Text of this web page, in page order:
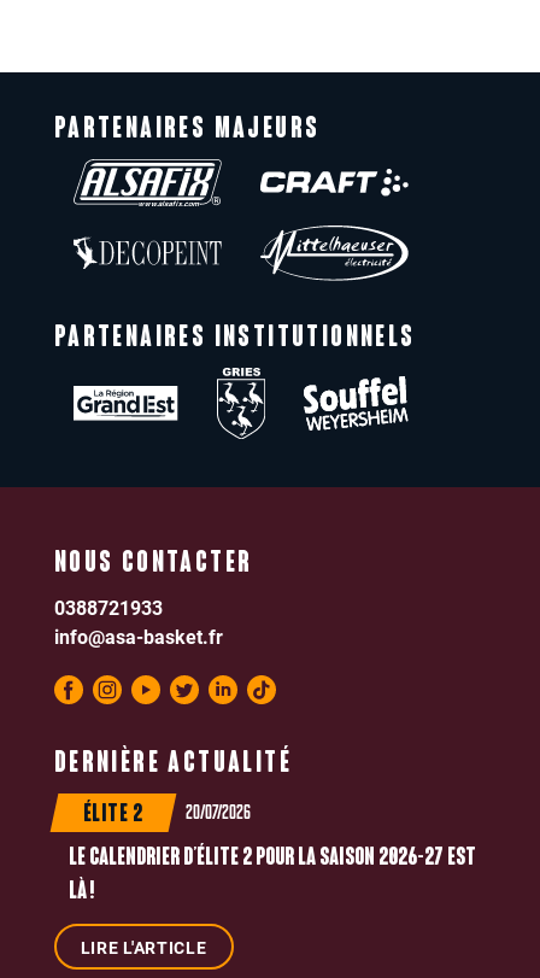
PARTENAIRES MAJEURS
PARTENAIRES INSTITUTIONNELS
DERNIÈRE ACTUALITÉ
ÉLITE 2 20/07/2026
LE CALENDRIER D’ÉLITE 2 POUR LA SAISON 2026-27 EST
LÀ !
LIRE L'ARTICLE
NOUS CONTACTER
0388721933
info@asa-basket.fr